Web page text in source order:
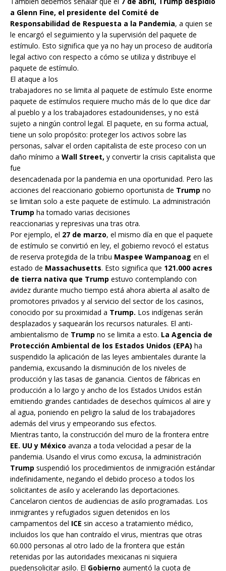
a Glenn Fine, el presidente del Comité de
Responsabilidad de Respuesta a la Pandemia, a quien se
le encargó el seguimiento y la supervisión del paquete de
estímulo. Esto significa que ya no hay un proceso de auditoría
legal activo con respecto a cómo se utiliza y distribuye el
paquete de estímulo.
El ataque a los
trabajadores no se limita al paquete de estímulo Este enorme
paquete de estímulos requiere mucho más de lo que dice dar
al pueblo y a los trabajadores estadounidenses, y no está
sujeto a ningún control legal. El paquete, en su forma actual,
tiene un solo propósito: proteger los activos sobre las
personas, salvar el orden capitalista de este proceso con un
daño mínimo a Wall Street, y convertir la crisis capitalista que
fue
desencadenada por la pandemia en una oportunidad. Pero las
acciones del reaccionario gobierno oportunista de Trump no
se limitan solo a este paquete de estímulo. La administración
Trump ha tomado varias decisiones
reaccionarias y represivas una tras otra.
Por ejemplo, el 27 de marzo, el mismo día en que el paquete
de estímulo se convirtió en ley, el gobierno revocó el estatus
de reserva protegida de la tribu Maspee Wampanoag en el
estado de Massachusetts. Esto significa que 121.000 acres
de tierra nativa que Trump estuvo contemplando con
avidez durante mucho tiempo está ahora abierta al asalto de
promotores privados y al servicio del sector de los casinos,
conocido por su proximidad a Trump. Los indígenas serán
desplazados y saquearán los recursos naturales. El anti-
ambientalismo de Trump no se limita a esto. La Agencia de
Protección Ambiental de los Estados Unidos (EPA) ha
suspendido la aplicación de las leyes ambientales durante la
pandemia, excusando la disminución de los niveles de
producción y las tasas de ganancia. Cientos de fábricas en
producción a lo largo y ancho de los Estados Unidos están
emitiendo grandes cantidades de desechos químicos al aire y
al agua, poniendo en peligro la salud de los trabajadores
además del virus y empeorando sus efectos.
Mientras tanto, la construcción del muro de la frontera entre
EE. UU y México avanza a toda velocidad a pesar de la
pandemia. Usando el virus como excusa, la administración
Trump suspendió los procedimientos de inmigración estándar
indefinidamente, negando el debido proceso a todos los
solicitantes de asilo y acelerando las deportaciones.
Cancelaron cientos de audiencias de asilo programadas. Los
inmigrantes y refugiados siguen detenidos en los
campamentos del ICE sin acceso a tratamiento médico,
incluidos los que han contraído el virus, mientras que otras
60.000 personas al otro lado de la frontera que están
retenidas por las autoridades mexicanas ni siquiera
puedensolicitar asilo. El Gobierno aumentó la cuota de